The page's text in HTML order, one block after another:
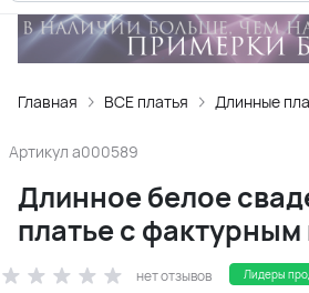
Главная ВСЕ платья Длинные
Артикул a000589
Длинное белое
платье с
нет отзывов Лидеры